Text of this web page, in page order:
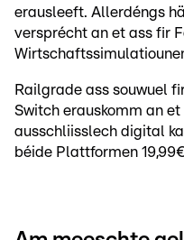
erausleeft. Allerdéngs
versprécht an et ass fir
Railgrade ass souwuel
Switch erauskomm an
ausschliisslech digital
béide Plattformen